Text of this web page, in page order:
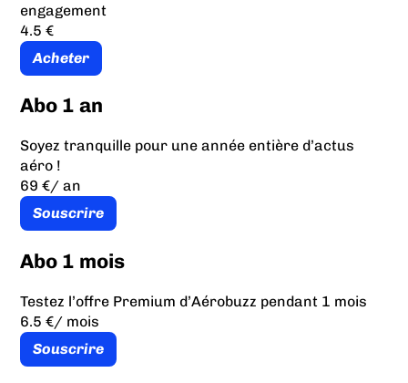
engagement
4.5 €
Acheter
Abo 1 an
Soyez tranquille pour une année entière d’actus
aéro !
69 €/ an
Souscrire
Abo 1 mois
Testez l’offre Premium d’Aérobuzz pendant 1 mois
6.5 €/ mois
Souscrire